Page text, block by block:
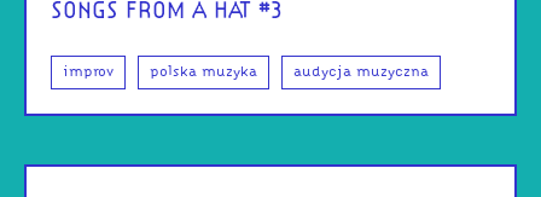
SONGS FROM A HAT #3
improv polska muzyka audycja muzyczna